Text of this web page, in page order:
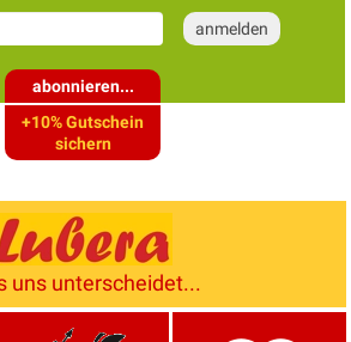
abonnieren...
+10% Gutschein
sichern
uns unterscheidet...